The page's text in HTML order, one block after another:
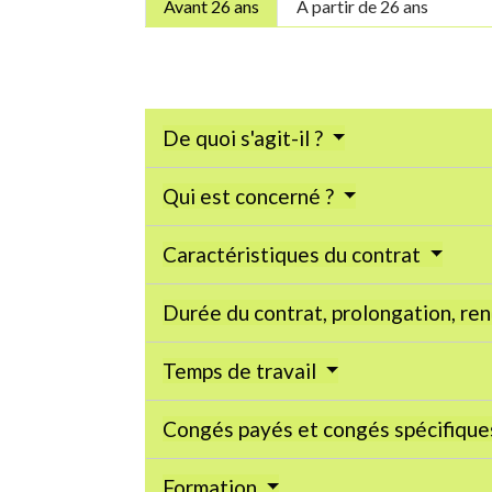
Avant 26 ans À partir de 26 ans
De quoi s'agit-il ?
Qui est concerné ?
Caractéristiques du contrat
Durée du contrat, prolongation,
Temps de travail
Congés payés et congés